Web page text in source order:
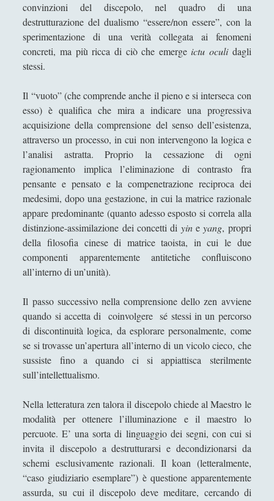
Giovanni Ingrosso
Giuseppe Cacciatore
Giuseppe Ragunì
Guido Del Santo
Ivano E. Pollini
Laura Baire
Linda Savelli
Massimo Fabi
Matteo Bucalossi
Michele Diodati
Paolo Ceola
Paolo Meneghetti
Redazione
Rudy Gallerani
Sonia Cosio
Salvatore Magra
Sergio Pampanini
Stefano Bernini
Stefano Sabatini
Tullio Aebischer
Umberto Rossolini
convinzioni del discepolo, nel quadro di una
destrutturazione del dualismo “essere/non essere”, con la
sperimentazione di una verità collegata ai fenomeni
concreti, ma più ricca di ciò che emerge ictu oculidagli
stessi.
Il “vuoto” (che comprende anche il pieno e si interseca con
esso) è qualifica che mira a indicare una progressiva
acquisizione della comprensione del senso dell’esistenza,
attraverso un processo, in cui non intervengono la logica e
l’analisi astratta. Proprio la cessazione di ogni
ragionamento implica l’eliminazione di contrasto fra
pensante e pensato e la compenetrazione reciproca dei
medesimi, dopo una gestazione, in cui la matrice razionale
appare predominante (quanto adesso esposto si correla alla
distinzione-assimilazione dei concetti di yineyang, propri
della filosofia cinese di matrice taoista, in cui le due
componenti apparentemente antitetiche confluiscono
all’interno di un’unità).
Il passo successivo nella comprensione dello zen avviene
quando si accetta di coinvolgere sé stessi in un percorso
di discontinuità logica, da esplorare personalmente, come
se si trovasse un’apertura all’interno di un vicolo cieco, che
sussiste fino a quando ci si appiattisca sterilmente
sull’intellettualismo.
Nella letteratura zen talora il discepolo chiede al Maestro le
modalità per ottenere l’illuminazione e il maestro lo
percuote. E’ una sorta di linguaggio dei segni, con cui si
invita il discepolo a destrutturarsi e decondizionarsi da
schemi esclusivamente razionali. Il koan (letteralmente,
“caso giudiziario esemplare”) è questione apparentemente
assurda, su cui il discepolo deve meditare, cercando di